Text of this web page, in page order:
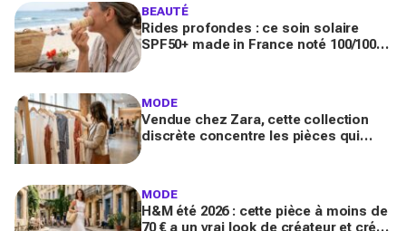
BEAUTÉ
Rides profondes : ce soin solaire
SPF50+ made in France noté 100/100
MODE
Vendue chez Zara, cette collection
discrète concentre les pièces qui
MODE
H&M été 2026 : cette pièce à moins de
70 € a un vrai look de créateur et crée